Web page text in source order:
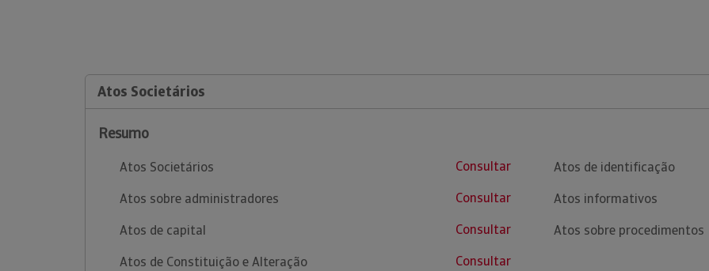
Atos Societários
Resumo
Atos Societários
Consultar
Atos sobre administradores
Consultar
Atos de capital
Consultar
Atos de Constituição e Alteração
Consultar
Atos de identificação
Atos informativos
Atos sobre procedimentos